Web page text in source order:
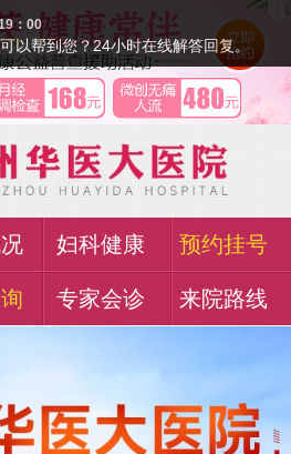
妇科健康 预约挂号
专家会诊 来院路线
：00
以帮到您？24小时在线解答回复。